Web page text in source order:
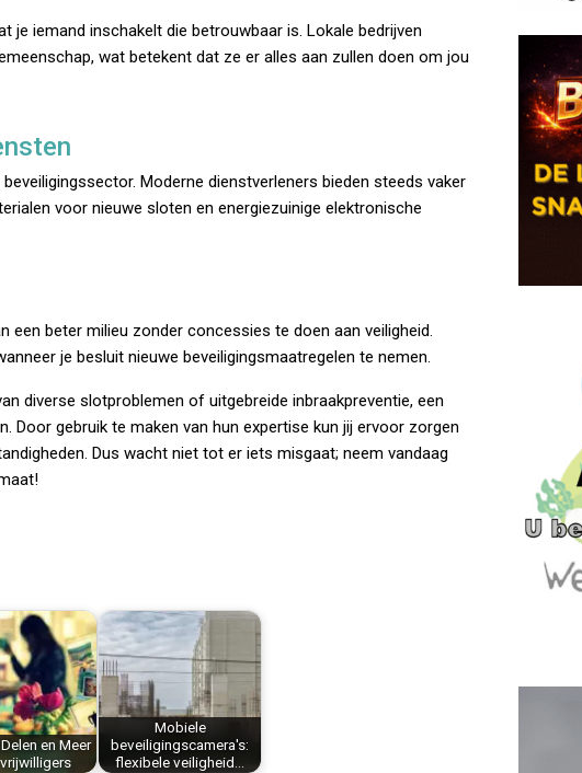
je iemand inschakelt die betrouwbaar is. Lokale bedrijven
wat betekent dat ze er alles aan zullen doen om jou
Moderne dienstverleners bieden steeds vaker
voor nieuwe sloten en energiezuinige elektronische
een beter milieu zonder concessies te doen aan veiligheid.
je besluit nieuwe beveiligingsmaatregelen te nemen.
diverse slotproblemen of uitgebreide inbraakpreventie, een
Door gebruik te maken van hun expertise kun jij ervoor zorgen
Dus wacht niet tot er iets misgaat; neem vandaag
en Meer
Mobiele
beveiligingscamera's:
flexibele veiligheid…